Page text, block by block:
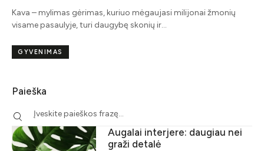
Kava – mylimas gėrimas, kuriuo mėgaujasi milijonai žmonių
visame pasaulyje, turi daugybę skonių ir…
GYVENIMAS
Paieška
Augalai interjere: daugiau nei
graži detalė